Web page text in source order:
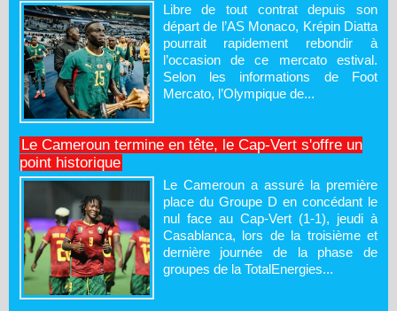
Libre de tout contrat depuis son
départ de l’AS Monaco, Krépin Diatta
pourrait rapidement rebondir à
l’occasion de ce mercato estival.
Selon les informations de Foot
Mercato, l’Olympique de...
Le Cameroun termine en tête, le Cap-Vert s'offre un
point historique
Le Cameroun a assuré la première
place du Groupe D en concédant le
nul face au Cap-Vert (1-1), jeudi à
Casablanca, lors de la troisième et
dernière journée de la phase de
groupes de la TotalEnergies...